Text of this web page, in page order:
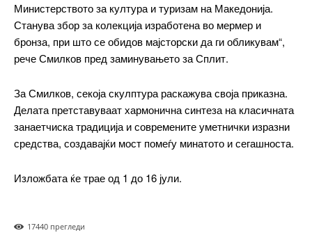
━ pricing plans
Free
бесплатно
Министерството за култура и туризам на Македонија.
Станува збор за колекција изработена во мермер и
бронза, при што се обидов мајсторски да ги обликувам“,
рече Смилков пред заминувањето за Сплит.
За Смилков, секоја скулптура раскажува своја приказна.
Делата претставуваат хармонична синтеза на класичната
занаетчиска традиција и современите уметнички изразни
средства, создавајќи мост помеѓу минатото и сегашноста.
Изложбата ќе трае од 1 до 16 јули.
17440 прегледи